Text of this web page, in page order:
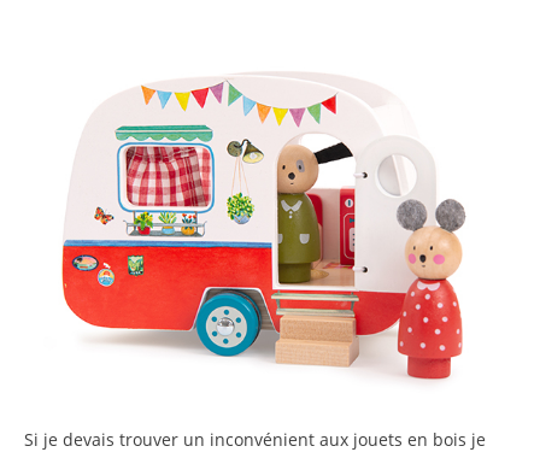
Si je devais trouver un inconvénient aux jouets en bois je